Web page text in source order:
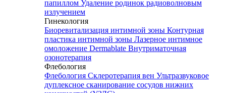
папиллом Удаление родинок радиоволновым
излучением
Гинекология
Биоревитализация интимной зоны Контурная
пластика интимной зоны Лазерное интимное
омоложение Dermablate Внутриматочная
озонотерапия
Флебология
Флебология Склеротерапия вен Ультразвуковое
дуплексное сканирование сосудов нижних